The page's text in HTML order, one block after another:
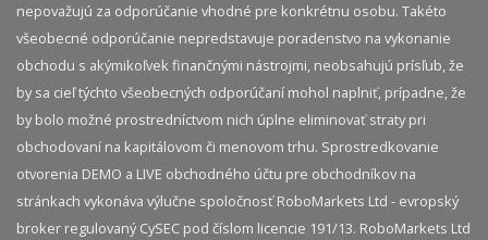
nepovažujú za odporúčanie vhodné pre konkrétnu osobu. Takéto
všeobecné odporúčanie nepredstavuje poradenstvo na vykonanie
obchodu s akýmikoľvek finančnými nástrojmi, neobsahujú prísľub, že
by sa cieľ týchto všeobecných odporúčaní mohol naplniť, prípadne, že
by bolo možné prostredníctvom nich úplne eliminovať straty pri
obchodovaní na kapitálovom či menovom trhu. Sprostredkovanie
otvorenia DEMO a LIVE obchodného účtu pre obchodníkov na
stránkach vykonáva výlučne spoločnosť RoboMarkets Ltd - evropský
broker regulovaný CySEC pod číslom licencie 191/13. RoboMarkets Ltd